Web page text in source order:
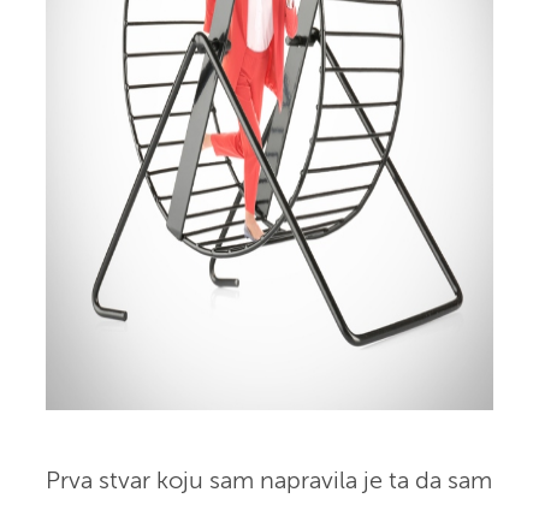
Prva stvar koju sam napravila je ta da sam